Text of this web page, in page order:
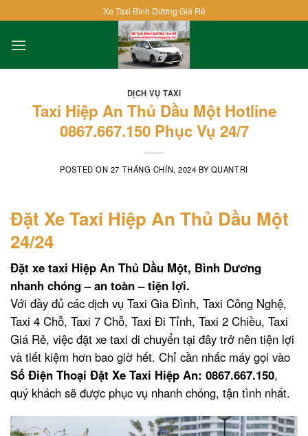
to
content
Xe Taxi Bình Dương Giá Rẻ
DỊCH VỤ TAXI
Taxi Hiệp An Thủ Dầu Một Hotline
0867.667.150 Phục Vụ 24/7
POSTED ON 27 THÁNG CHÍN, 2024 BYQUANTRI
Đặt Xe Taxi Hiệp An Thủ Dầu Một
24/24
Đặt xe taxi Hiệp An Thủ Dầu Một, Bình Dương
nhanh chóng – an toàn – tiện lợi.
Với đầy đủ các dịch vụ Taxi Gia Đình, Taxi Công Nghệ,
Taxi 4 Chỗ, Taxi 7 Chỗ, Taxi Đi Tỉnh, Taxi 2 Chiều, Taxi
Giá Rẻ, việc đặt xe taxi di chuyển tại đây trở nên tiện lợi
và tiết kiệm hơn bao giờ hết. Chỉ cần nhấc máy gọi vào
Số Điện Thoại Đặt Xe Taxi Hiệp An: 0867.667.150,
quý khách sẽ được phục vụ nhanh chóng, tận tình nhất.